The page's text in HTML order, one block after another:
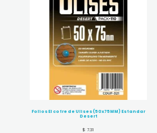
Folios El cofre de Ulises (50x75MM) Estandar
Desert
$ 7.31